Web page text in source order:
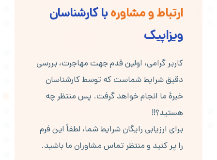
ارتباط و مشاورهبا کارشناسان
ویزاپیک
کاربر گرامی، اولین قدم جهت مهاجرت، بررسی
دقیق شرایط شماست که توسط کارشناسان
خبرۀ ما انجام خواهد گرفت. پس منتظر چه
هستید؟!!
برای ارزیابی رایگان شرایط شما، لطفاً این فرم
را پر کنید و منتظر تماس مشاوران ما باشید.